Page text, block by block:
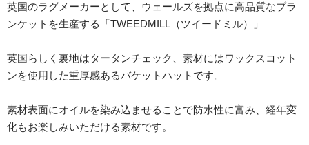
英国のラグメーカーとして、ウェールズを拠点に高品質なブラ
ンケットを生産する「TWEEDMILL（ツイードミル）」
英国らしく裏地はタータンチェック、素材にはワックスコット
ンを使用した重厚感あるバケットハットです。
素材表面にオイルを染み込ませることで防水性に富み、経年変
化もお楽しみいただける素材です。